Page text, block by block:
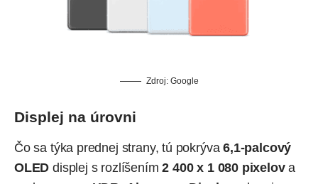
Zdroj: Google
Displej na úrovni
Čo sa týka prednej strany, tú pokrýva6,1-palcový
OLED displej s rozlíšením 2 400 x 1 080 pixelova